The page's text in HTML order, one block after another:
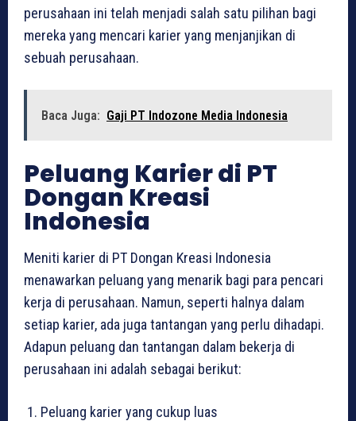
perusahaan ini telah menjadi salah satu pilihan bagi
mereka yang mencari karier yang menjanjikan di
sebuah perusahaan.
Baca Juga: Gaji PT Indozone Media Indonesia
Peluang Karier di PT
Dongan Kreasi
Indonesia
Meniti karier di PT Dongan Kreasi Indonesia
menawarkan peluang yang menarik bagi para pencari
kerja di perusahaan. Namun, seperti halnya dalam
setiap karier, ada juga tantangan yang perlu dihadapi.
Adapun peluang dan tantangan dalam bekerja di
perusahaan ini adalah sebagai berikut:
Peluang karier yang cukup luas